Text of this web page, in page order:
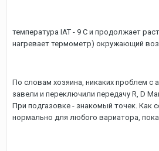
температура IAT - 9 C и продолжает
нагревает термометр) окружающий
По словам хозяина, никаких проблем с
завели и переключили передачу R, D
При подгазовке - знакомый точек. Как
нормально для любого вариатора, пока